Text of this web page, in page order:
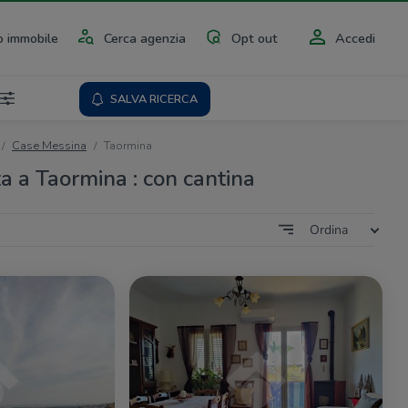
immobile Cerca agenzia Opt out Accedi
SALVA RICERCA
Case Messina Taormina
a Taormina : con cantina
Ordina